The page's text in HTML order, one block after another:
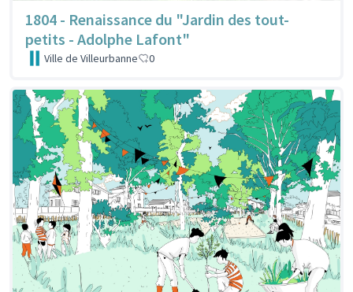
1804 - Renaissance du "Jardin des tout-
petits - Adolphe Lafont"
Ville de Villeurbanne 0